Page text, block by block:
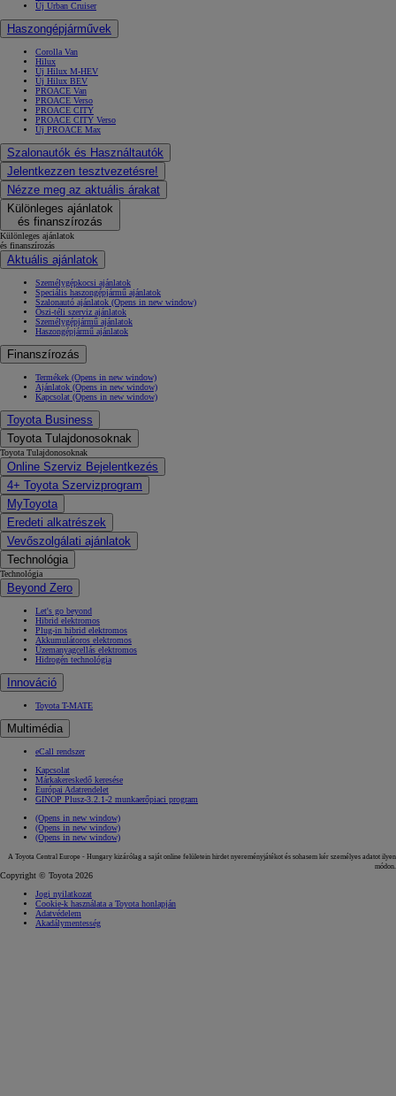
Új Urban Cruiser
Haszongépjárművek
Corolla Van
Hilux
Új Hilux M-HEV
Új Hilux BEV
PROACE Van
PROACE Verso
PROACE CITY
PROACE CITY Verso
Új PROACE Max
Szalonautók és Használtautók
Jelentkezzen tesztvezetésre!
Nézze meg az aktuális árakat
Különleges ajánlatok
és finanszírozás
Különleges ajánlatok
és finanszírozás
Aktuális ajánlatok
Személygépkocsi ajánlatok
Speciális haszongépjármű ajánlatok
Szalonautó ajánlatok (Opens in new window)
Őszi-téli szerviz ajánlatok
Személygépjármű ajánlatok
Haszongépjármű ajánlatok
Finanszírozás
Termékek (Opens in new window)
Ajánlatok (Opens in new window)
Kapcsolat (Opens in new window)
Toyota Business
Toyota Tulajdonosoknak
Toyota Tulajdonosoknak
Online Szerviz Bejelentkezés
4+ Toyota Szervizprogram
MyToyota
Eredeti alkatrészek
Vevőszolgálati ajánlatok
Technológia
Technológia
Beyond Zero
Let's go beyond
Hibrid elektromos
Plug-in hibrid elektromos
Akkumulátoros elektromos
Üzemanyagcellás elektromos
Hidrogén technológia
Innováció
Toyota T-MATE
Multimédia
eCall rendszer
Kapcsolat
Márkakereskedő keresése
Európai Adatrendelet
GINOP Plusz-3.2.1-2 munkaerőpiaci program
(Opens in new window)
(Opens in new window)
(Opens in new window)
A Toyota Central Europe - Hungary kizárólag a saját online felületein hirdet nyereményjátékot és sohasem kér személyes adatot ilyen
módon.
Copyright © Toyota 2026
Jogi nyilatkozat
Cookie-k használata a Toyota honlapján
Adatvédelem
Akadálymentesség